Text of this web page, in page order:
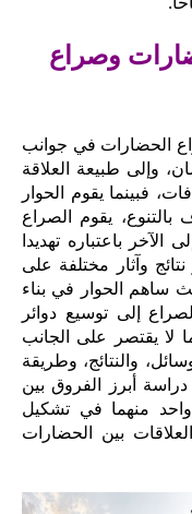
وصراع
الحضارات في جوانب
وإلى طبيعة العلاقة
فبينما يقوم الحوار
بالتنوع، يقوم الصراع
باعتباره تهديدا
وآثار مختلفة على
ساهم الحوار في بناء
إلى توسيع دوائر
لا يقتصر على الجانب
والنتائج، وطريقة
أبرز الفروق بين
منهما في تشكيل
بين الحضارات